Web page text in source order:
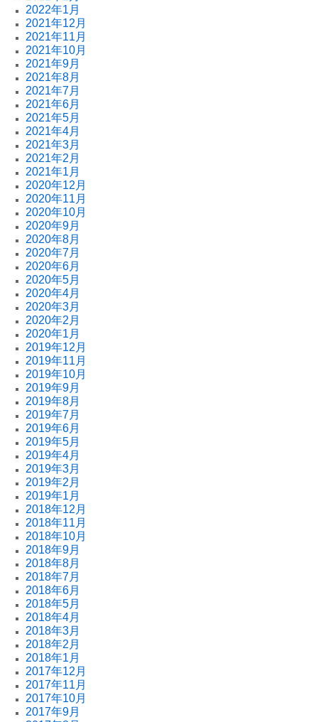
2022年1月
2021年12月
2021年11月
2021年10月
2021年9月
2021年8月
2021年7月
2021年6月
2021年5月
2021年4月
2021年3月
2021年2月
2021年1月
2020年12月
2020年11月
2020年10月
2020年9月
2020年8月
2020年7月
2020年6月
2020年5月
2020年4月
2020年3月
2020年2月
2020年1月
2019年12月
2019年11月
2019年10月
2019年9月
2019年8月
2019年7月
2019年6月
2019年5月
2019年4月
2019年3月
2019年2月
2019年1月
2018年12月
2018年11月
2018年10月
2018年9月
2018年8月
2018年7月
2018年6月
2018年5月
2018年4月
2018年3月
2018年2月
2018年1月
2017年12月
2017年11月
2017年10月
2017年9月